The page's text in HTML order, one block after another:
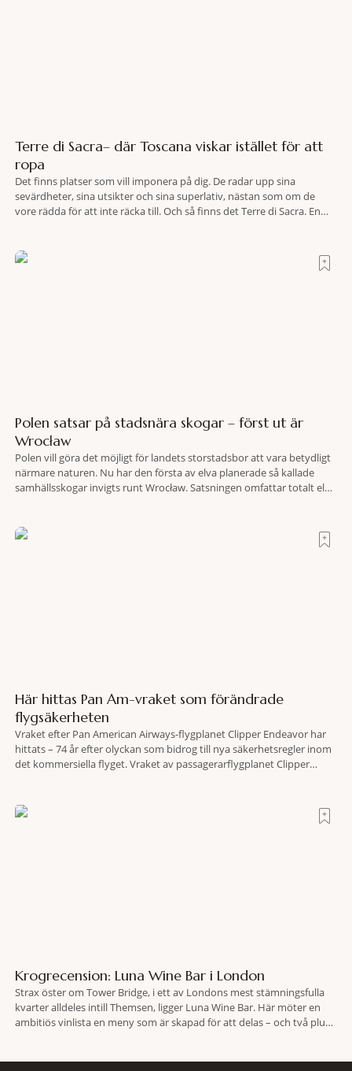
Terre di Sacra– där Toscana viskar istället för att
ropa
Det finns platser som vill imponera på dig. De radar upp sina
sevärdheter, sina utsikter och sina superlativ, nästan som om de
vore rädda för att inte räcka till. Och så finns det Terre di Sacra. En
Polen satsar på stadsnära skogar – först ut är
Wrocław
Polen vill göra det möjligt för landets storstadsbor att vara betydligt
närmare naturen. Nu har den första av elva planerade så kallade
samhällsskogar invigts runt Wrocław. Satsningen omfattar totalt elva
fler människor ska kunna promenera, motionera
Här hittas Pan Am-vraket som förändrade
flygsäkerheten
Vraket efter Pan American Airways-flygplanet Clipper Endeavor har
hittats – 74 år efter olyckan som bidrog till nya säkerhetsregler inom
det kommersiella flyget. Vraket av passagerarflygplanet Clipper
lokaliserades den 2 juni i år med hjälp
Krogrecension: Luna Wine Bar i London
Strax öster om Tower Bridge, i ett av Londons mest stämningsfulla
kvarter alldeles intill Themsen, ligger Luna Wine Bar. Här möter en
ambitiös vinlista en meny som är skapad för att delas – och två plus